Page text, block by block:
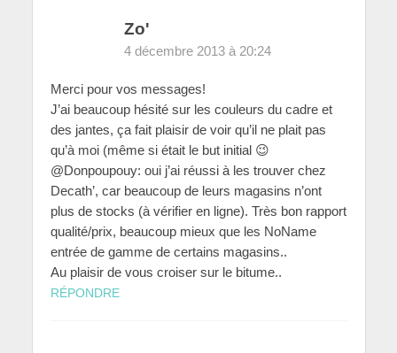
Zo'
4 décembre 2013 à 20:24
Merci pour vos messages!
J’ai beaucoup hésité sur les couleurs du cadre et
des jantes, ça fait plaisir de voir qu’il ne plait pas
qu’à moi (même si était le but initial 😉
@Donpoupouy: oui j’ai réussi à les trouver chez
Decath’, car beaucoup de leurs magasins n’ont
plus de stocks (à vérifier en ligne). Très bon rapport
qualité/prix, beaucoup mieux que les NoName
entrée de gamme de certains magasins..
Au plaisir de vous croiser sur le bitume..
RÉPONDRE